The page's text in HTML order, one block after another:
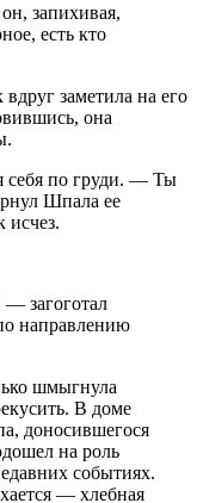
запихивая,
есть кто
заметила на его
она
себя по груди. — Ты
Шпала ее
исчез.
загоготал
направлению
шмыгнула
В доме
доносившегося
на роль
событиях.
— хлебная